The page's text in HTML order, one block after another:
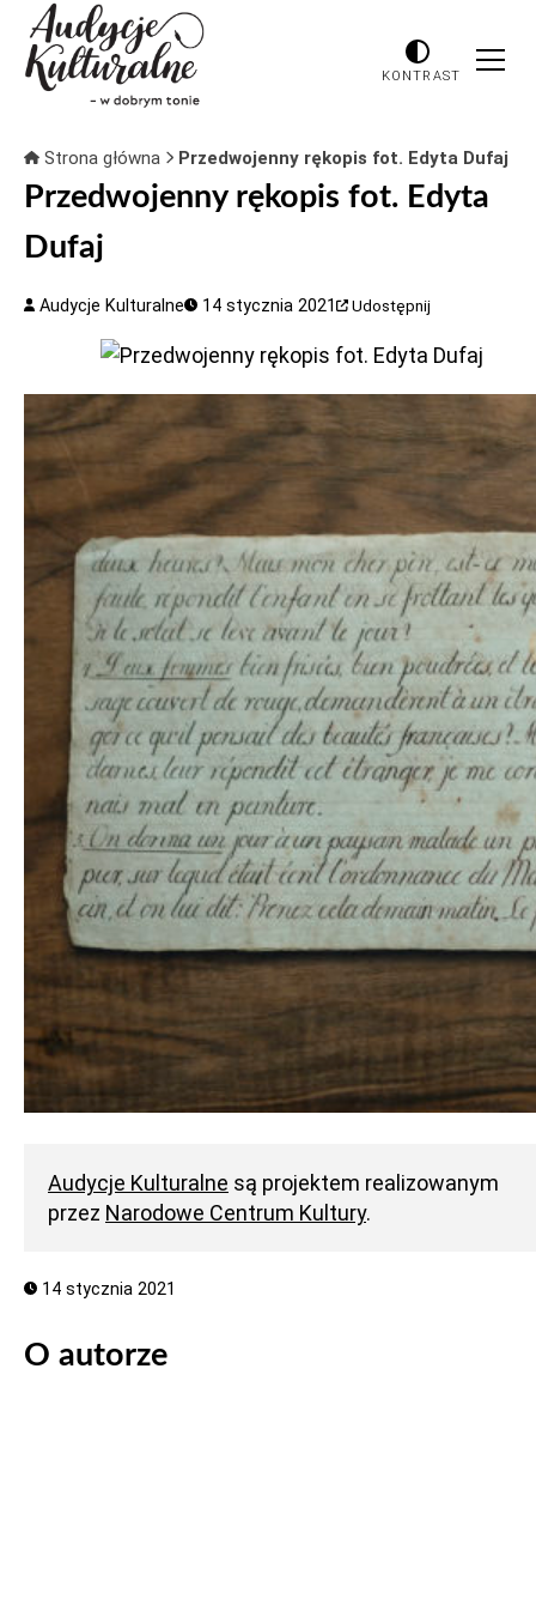
KONTRAST
Strona główna Przedwojenny rękopis fot. Edyta Dufaj
Przedwojenny rękopis fot. Edyta
Dufaj
Audycje Kulturalne 14 stycznia 2021 Udostępnij
Audycje Kulturalne są projektem realizowanym
przez Narodowe Centrum Kultury.
14 stycznia 2021
O autorze